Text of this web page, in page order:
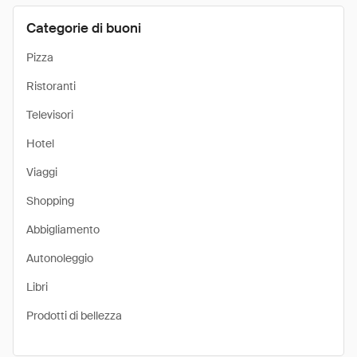
Categorie di buoni
Pizza
Ristoranti
Televisori
Hotel
Viaggi
Shopping
Abbigliamento
Autonoleggio
Libri
Prodotti di bellezza